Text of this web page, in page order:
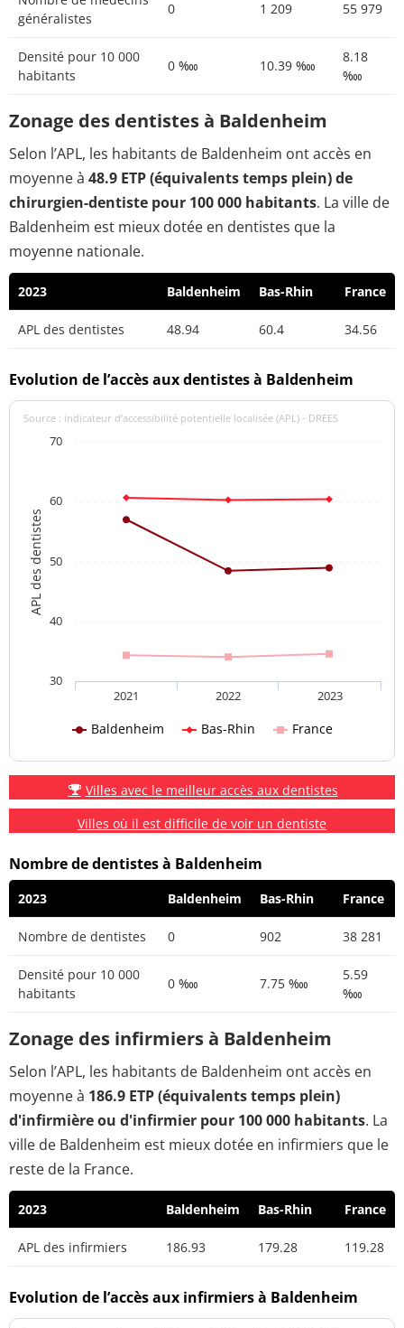
généralistes
0 1 209 55 979
Densité pour 10 000
habitants
0 ‱ 10.39 ‱
8.18
‱
Zonage des dentistes à Baldenheim
Selon l’APL, les habitants de Baldenheim ont accès en
moyenne à 48.9 ETP (équivalents temps plein) de
chirurgien-dentiste pour 100 000 habitants. La ville de
Baldenheim est mieux dotée en dentistes que la
moyenne nationale.
2023 Baldenheim Bas-Rhin France
APL des dentistes 48.94 60.4 34.56
Evolution de l’accès aux dentistes à Baldenheim
APL des dentistes
Source : indicateur d’accessibilité potentielle localisée (APL) - DREES
Baldenheim Bas-Rhin France
2021 2022 2023
30
40
50
60
70
Villes avec le meilleur accès aux dentistes
Villes où il est difficile de voir un dentiste
Nombre de dentistes à Baldenheim
2023 Baldenheim Bas-Rhin France
Nombre de dentistes 0 902 38 281
Densité pour 10 000
habitants
0 ‱ 7.75 ‱
5.59
‱
Zonage des infirmiers à Baldenheim
Selon l’APL, les habitants de Baldenheim ont accès en
moyenne à 186.9 ETP (équivalents temps plein)
d'infirmière ou d'infirmier pour 100 000 habitants. La
ville de Baldenheim est mieux dotée en infirmiers que le
reste de la France.
2023 Baldenheim Bas-Rhin France
APL des infirmiers 186.93 179.28 119.28
Evolution de l’accès aux infirmiers à Baldenheim